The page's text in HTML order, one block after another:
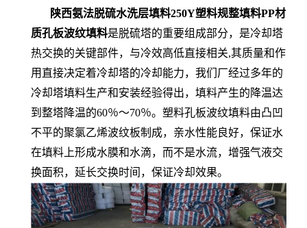
陕西氨法脱硫水洗层填料250Y塑料规整填料PP材
质孔板波纹填料是脱硫塔的重要组成部分，是冷却塔
热交换的关键部件，与冷效高低直接相关,其质量和作
用直接决定着冷却塔的冷却能力，我们厂经过多年的
冷却塔填料生产和安装经验得出，填料产生的降温达
到整塔降温的60％～70％。塑料孔板波纹填料由凸凹
不平的聚氯乙烯波纹板制成，亲水性能良好，保证水
在填料上形成水膜和水滴，而不是水流，增强气液交
换面积，延长交换时间，保证冷却效果。